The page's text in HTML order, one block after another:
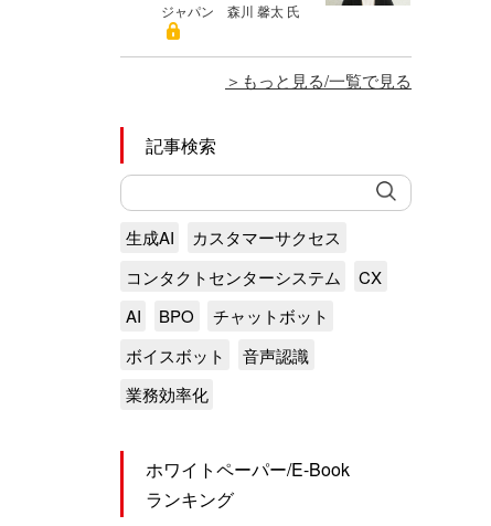
ジャパン 森川 馨太 氏
もっと見る/一覧で見る
記事検索
生成AI
カスタマーサクセス
コンタクトセンターシステム
CX
AI
BPO
チャットボット
ボイスボット
音声認識
業務効率化
ホワイトペーパー/E-Book
ランキング